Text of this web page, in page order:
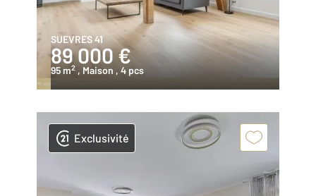
SUEVRES 41
89 000 €
95 m2 , Maison , 4 pcs
Exclusivité